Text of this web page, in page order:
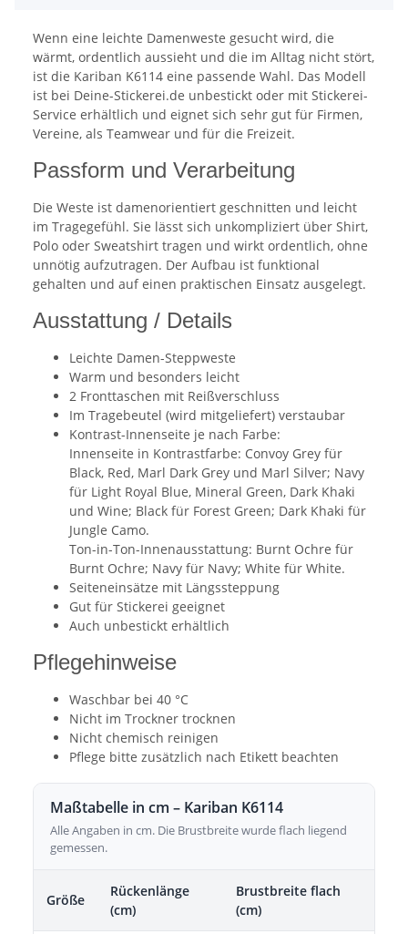
Wenn eine leichte Damenweste gesucht wird, die
wärmt, ordentlich aussieht und die im Alltag nicht stört,
ist die Kariban K6114 eine passende Wahl. Das Modell
ist bei Deine-Stickerei.de unbestickt oder mit Stickerei-
Service erhältlich und eignet sich sehr gut für Firmen,
Vereine, als Teamwear und für die Freizeit.
Passform und Verarbeitung
Die Weste ist damenorientiert geschnitten und leicht
im Tragegefühl. Sie lässt sich unkompliziert über Shirt,
Polo oder Sweatshirt tragen und wirkt ordentlich, ohne
unnötig aufzutragen. Der Aufbau ist funktional
gehalten und auf einen praktischen Einsatz ausgelegt.
Ausstattung / Details
Leichte Damen-Steppweste
Warm und besonders leicht
2 Fronttaschen mit Reißverschluss
Im Tragebeutel (wird mitgeliefert) verstaubar
Kontrast-Innenseite je nach Farbe:
Innenseite in Kontrastfarbe: Convoy Grey für
Black, Red, Marl Dark Grey und Marl Silver; Navy
für Light Royal Blue, Mineral Green, Dark Khaki
und Wine; Black für Forest Green; Dark Khaki für
Jungle Camo.
Ton-in-Ton-Innenausstattung: Burnt Ochre für
Burnt Ochre; Navy für Navy; White für White.
Seiteneinsätze mit Längssteppung
Gut für Stickerei geeignet
Auch unbestickt erhältlich
Pflegehinweise
Waschbar bei 40 °C
Nicht im Trockner trocknen
Nicht chemisch reinigen
Pflege bitte zusätzlich nach Etikett beachten
Maßtabelle in cm – Kariban K6114
Alle Angaben in cm. Die Brustbreite wurde flach liegend
gemessen.
Größe
Rückenlänge
(cm)
Brustbreite flach
(cm)